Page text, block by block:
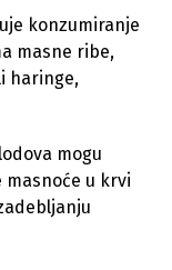
konzumiranje
masne ribe,
haringe,
mogu
u krvi